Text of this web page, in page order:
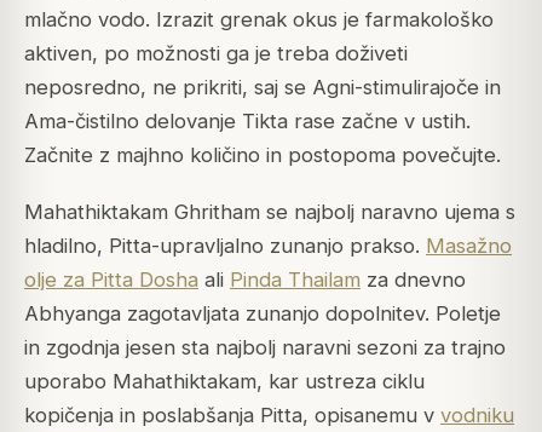
mlačno vodo. Izrazit grenak okus je farmakološko
aktiven, po možnosti ga je treba doživeti
neposredno, ne prikriti, saj se Agni-stimulirajoče in
Ama-čistilno delovanje Tikta rase začne v ustih.
Začnite z majhno količino in postopoma povečujte.
Mahathiktakam Ghritham se najbolj naravno ujema s
hladilno, Pitta-upravljalno zunanjo prakso. Masažno
olje za Pitta Dosha ali Pinda Thailam za dnevno
Abhyanga zagotavljata zunanjo dopolnitev. Poletje
in zgodnja jesen sta najbolj naravni sezoni za trajno
uporabo Mahathiktakam, kar ustreza ciklu
kopičenja in poslabšanja Pitta, opisanemu v vodniku